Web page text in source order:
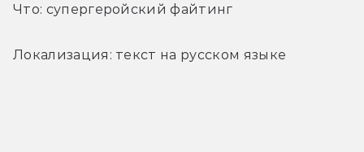
Что: супергеройский файтинг
Локализация: текст на русском языке